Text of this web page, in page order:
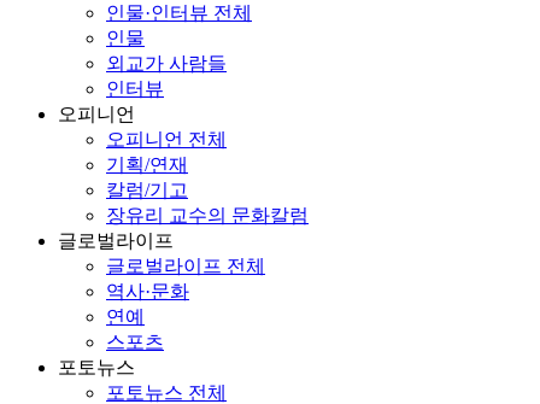
인물·인터뷰 전체
인물
외교가 사람들
인터뷰
오피니언
오피니언 전체
기획/연재
칼럼/기고
장유리 교수의 문화칼럼
글로벌라이프
글로벌라이프 전체
역사·문화
연예
스포츠
포토뉴스
포토뉴스 전체